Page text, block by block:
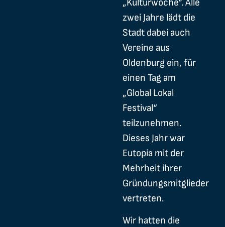
zwei Jahre lädt die
Stadt dabei auch
Vereine aus
Oldenburg ein, für
einen Tag am
„Global Lokal
Festival“
teilzunehmen.
Dieses Jahr war
Eutopia mit der
Mehrheit ihrer
Gründungsmitglieder
vertreten.
Wir hatten die